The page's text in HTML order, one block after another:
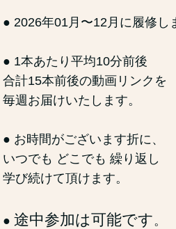
● 2026年01月〜12月に履修し
● 1本あたり平均10分前後
合計15本前後の動画リンクを
毎週お届けいたします。
● お時間がございます折に、
いつでも どこでも 繰り返し
学び続けて頂けます。
● 途中参加は可能です。